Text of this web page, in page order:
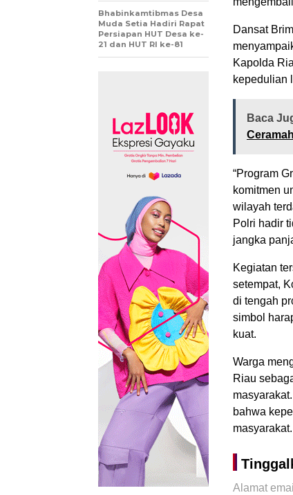
Dansat
Kapolda
kepedulian
Baca
“Program
komitmen
wilayah
Polri hadir
jangka
Kegiatan
setempat,
di tengah
simbol
kuat.
Warga
Riau
bahwa
masyarakat.
Alamat
Bhabinkamtibmas Desa
Muda Setia Hadiri Rapat
Persiapan HUT Desa ke-
21 dan HUT RI ke-81